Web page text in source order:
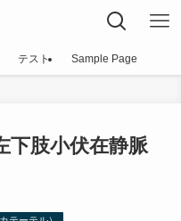
テスト Sample Page
下肢小伏在静脈